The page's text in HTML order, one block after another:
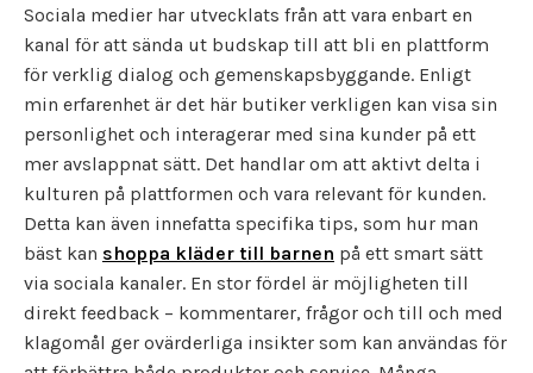
Sociala medier har utvecklats från att vara enbart en
kanal för att sända ut budskap till att bli en plattform
för verklig dialog och gemenskapsbyggande. Enligt
min erfarenhet är det här butiker verkligen kan visa sin
personlighet och interagerar med sina kunder på ett
mer avslappnat sätt. Det handlar om att aktivt delta i
kulturen på plattformen och vara relevant för kunden.
Detta kan även innefatta specifika tips, som hur man
bäst kan shoppa kläder till barnen på ett smart sätt
via sociala kanaler. En stor fördel är möjligheten till
direkt feedback – kommentarer, frågor och till och med
klagomål ger ovärderliga insikter som kan användas för